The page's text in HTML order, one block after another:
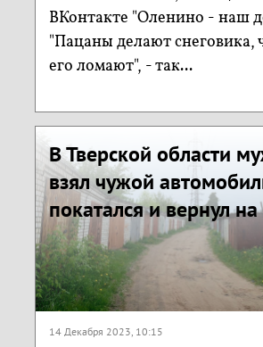
ВКонтакте "Оленино - наш
"Пацаны делают
его ломают", - так...
В Тверской области
взял чужой
покатался и вернул
14 Декабря 2023, 10:15